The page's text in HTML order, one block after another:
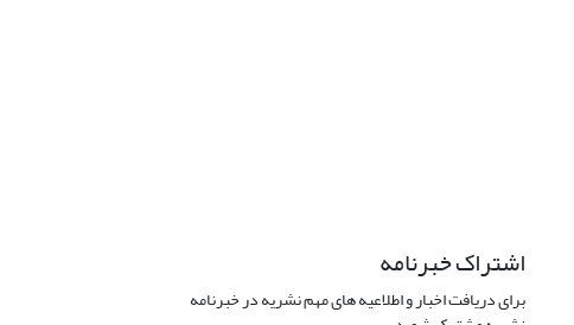
اشتراک خبرنامه
برای دریافت اخبار و اطلاعیه های مهم نشریه در خبرنامه